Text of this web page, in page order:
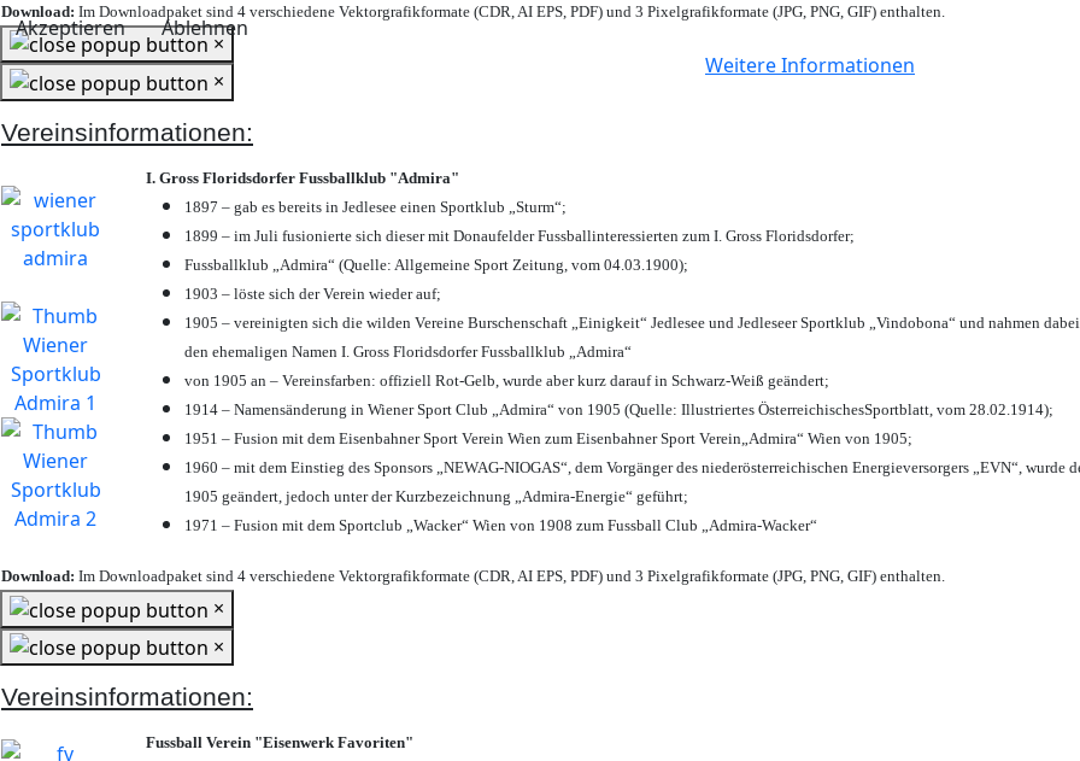
Akzeptieren
Ablehnen
Weitere Informationen
Download: Im Downloadpaket sind 4 verschiedene Vektorgrafikformate (CDR, AI EPS, PDF) und 3 Pixelgrafikformate (JPG, PNG, GIF) enthalten.
×
×
Vereinsinformationen:
I. Gross Floridsdorfer Fussballklub "Admira"
1897 – gab es bereits in Jedlesee einen Sportklub „Sturm“;
1899 – im Juli fusionierte sich dieser mit Donaufelder Fussballinteressierten zum I. Gross Floridsdorfer;
Fussballklub „Admira“ (Quelle: Allgemeine Sport Zeitung, vom 04.03.1900);
1903 – löste sich der Verein wieder auf;
1905 – vereinigten sich die wilden Vereine Burschenschaft „Einigkeit“ Jedlesee und Jedleseer Sportklub „Vindobona“ und nahmen
den ehemaligen Namen I. Gross Floridsdorfer Fussballklub „Admira“
von 1905 an – Vereinsfarben: offiziell Rot-Gelb, wurde aber kurz darauf in Schwarz-Weiß geändert;
1914 – Namensänderung in Wiener Sport Club „Admira“ von 1905 (Quelle: Illustriertes ÖsterreichischesSportblatt, vom 28.02.1914);
1951 – Fusion mit dem Eisenbahner Sport Verein Wien zum Eisenbahner Sport Verein„Admira“ Wien von 1905;
1960 – mit dem Einstieg des Sponsors „NEWAG-NIOGAS“, dem Vorgänger des niederösterreichischen Energieversorgers „EVN“,
1905 geändert, jedoch unter der Kurzbezeichnung „Admira-Energie“ geführt;
1971 – Fusion mit dem Sportclub „Wacker“ Wien von 1908 zum Fussball Club „Admira-Wacker“
Download: Im Downloadpaket sind 4 verschiedene Vektorgrafikformate (CDR, AI EPS, PDF) und 3 Pixelgrafikformate (JPG, PNG, GIF) enthalten.
×
×
Vereinsinformationen:
Fussball Verein "Eisenwerk Favoriten"